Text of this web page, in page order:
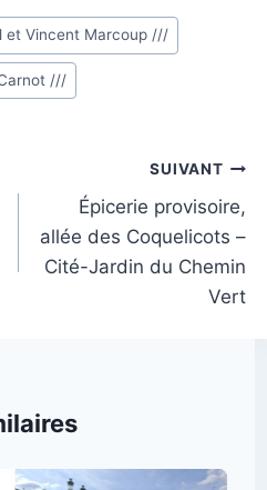
et Vincent Marcoup ///
///
SUIVANT
Épicerie provisoire,
allée des Coquelicots –
Cité-Jardin du Chemin
Vert